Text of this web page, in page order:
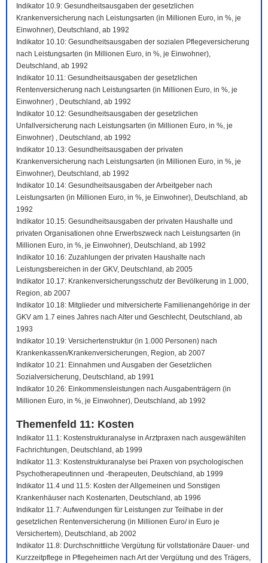
Indikator 10.9: Gesundheitsausgaben der gesetzlichen
Krankenversicherung nach Leistungsarten (in Millionen Euro, in %, je
Einwohner), Deutschland, ab 1992
Indikator 10.10: Gesundheitsausgaben der sozialen Pflegeversicherung
nach Leistungsarten (in Millionen Euro, in %, je Einwohner),
Deutschland, ab 1992
Indikator 10.11: Gesundheitsausgaben der gesetzlichen
Rentenversicherung nach Leistungsarten (in Millionen Euro, in %, je
Einwohner) , Deutschland, ab 1992
Indikator 10.12: Gesundheitsausgaben der gesetzlichen
Unfallversicherung nach Leistungsarten (in Millionen Euro, in %, je
Einwohner) , Deutschland, ab 1992
Indikator 10.13: Gesundheitsausgaben der privaten
Krankenversicherung nach Leistungsarten (in Millionen Euro, in %, je
Einwohner), Deutschland, ab 1992
Indikator 10.14: Gesundheitsausgaben der Arbeitgeber nach
Leistungsarten (in Millionen Euro, in %, je Einwohner), Deutschland, ab
1992
Indikator 10.15: Gesundheitsausgaben der privaten Haushalte und
privaten Organisationen ohne Erwerbszweck nach Leistungsarten (in
Millionen Euro, in %, je Einwohner), Deutschland, ab 1992
Indikator 10.16: Zuzahlungen der privaten Haushalte nach
Leistungsbereichen in der GKV, Deutschland, ab 2005
Indikator 10.17: Krankenversicherungsschutz der Bevölkerung in 1.000,
Region, ab 2007
Indikator 10.18: Mitglieder und mitversicherte Familienangehörige in der
GKV am 1.7 eines Jahres nach Alter und Geschlecht, Deutschland, ab
1993
Indikator 10.19: Versichertenstruktur (in 1.000 Personen) nach
Krankenkassen/Krankenversicherungen, Region, ab 2007
Indikator 10.21: Einnahmen und Ausgaben der Gesetzlichen
Sozialversicherung, Deutschland, ab 1991
Indikator 10.26: Einkommensleistungen nach Ausgabenträgern (in
Millionen Euro, in %, je Einwohner), Deutschland, ab 1992
Themenfeld 11: Kosten
Indikator 11.1: Kostenstrukturanalyse in Arztpraxen nach ausgewählten
Fachrichtungen, Deutschland, ab 1999
Indikator 11.3: Kostenstrukturanalyse bei Praxen von psychologischen
Psychotherapeutinnen und -therapeuten, Deutschland, ab 1999
Indikator 11.4 und 11.5: Kosten der Allgemeinen und Sonstigen
Krankenhäuser nach Kostenarten, Deutschland, ab 1996
Indikator 11.7: Aufwendungen für Leistungen zur Teilhabe in der
gesetzlichen Rentenversicherung (in Millionen Euro/ in Euro je
Versichertem), Deutschland, ab 2002
Indikator 11.8: Durchschnittliche Vergütung für vollstationäre Dauer- und
Kurzzeitpflege in Pflegeheimen nach Art der Vergütung und des Trägers,